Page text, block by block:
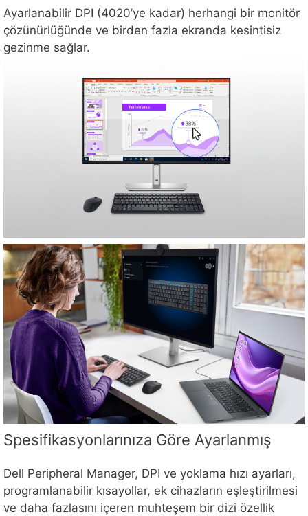
Ayarlanabilir DPI (4020’ye kadar) herhangi bir monitör
çözünürlüğünde ve birden fazla ekranda kesintisiz
gezinme sağlar.
Spesifikasyonlarınıza Göre Ayarlanmış
Dell Peripheral Manager, DPI ve yoklama hızı ayarları,
programlanabilir kısayollar, ek cihazların eşleştirilmesi
ve daha fazlasını içeren muhteşem bir dizi özellik